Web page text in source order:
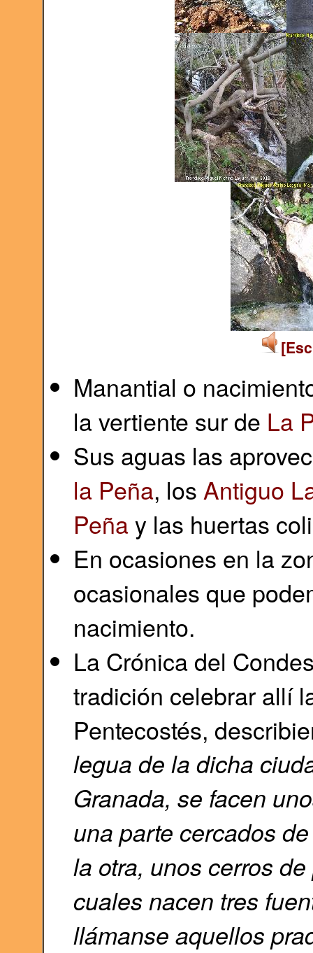
Manantial o
la vertiente sur de La
Sus aguas las
la Peña, los Antiguo
Peñay las huertas
En ocasiones en la
ocasionales que
nacimiento.
La Crónica del
tradición celebrar allí
Pentecostés,
legua de la dicha
Granada, se facen
una parte cercados
la otra, unos cerros
cuales nacen tres
llámanse aquellos